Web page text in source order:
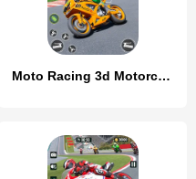
Moto Racing 3d Motorcycle Game